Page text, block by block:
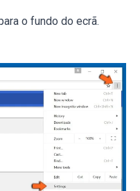
o fundo do ecrã.